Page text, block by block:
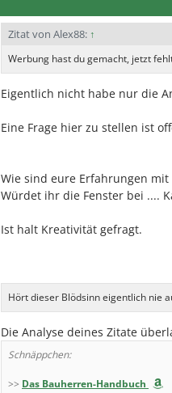
Zitat von Alex88: ↑
Werbung hast du gemacht, jetzt
Eigentlich nicht habe nur die
Eine Frage hier zu stellen ist
Wie sind eure Erfahrungen mit
Würdet ihr die Fenster bei ....
Ist halt Kreativität gefragt.
Hört dieser Blödsinn eigentlich nie
Die Analyse deines Zitate
Schnäppchen:
>> Das Bauherren-Handbuch